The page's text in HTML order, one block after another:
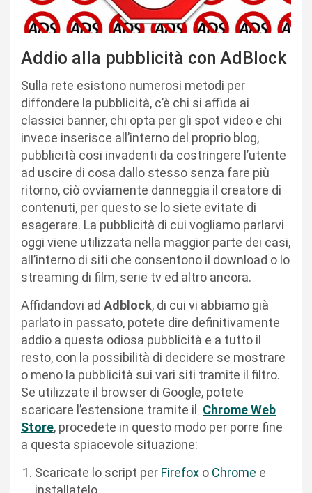
Addio alla pubblicità con AdBlock
Sulla rete esistono numerosi metodi per
diffondere la pubblicità, c’è chi si affida ai
classici banner, chi opta per gli spot video e chi
invece inserisce all’interno del proprio blog,
pubblicità cosi invadenti da costringere l’utente
ad uscire di cosa dallo stesso senza fare più
ritorno, ciò ovviamente danneggia il creatore di
contenuti, per questo se lo siete evitate di
esagerare. La pubblicità di cui vogliamo parlarvi
oggi viene utilizzata nella maggior parte dei casi,
all’interno di siti che consentono il download o lo
streaming di film, serie tv ed altro ancora.
Affidandovi ad Adblock, di cui vi abbiamo già
parlato in passato, potete dire definitivamente
addio a questa odiosa pubblicità e a tutto il
resto, con la possibilità di decidere se mostrare
o meno la pubblicità sui vari siti tramite il filtro.
Se utilizzate il browser di Google, potete
scaricare l’estensione tramite il Chrome Web
Store, procedete in questo modo per porre fine
a questa spiacevole situazione:
Scaricate lo script per Firefox o Chrome e
installatelo